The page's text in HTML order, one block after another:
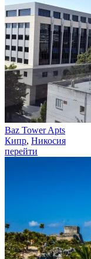
Baz Tower Apts
Кипр, Никосия
перейти